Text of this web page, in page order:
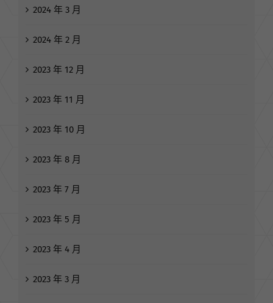
2024 年 3 月
2024 年 2 月
2023 年 12 月
2023 年 11 月
2023 年 10 月
2023 年 8 月
2023 年 7 月
2023 年 5 月
2023 年 4 月
2023 年 3 月